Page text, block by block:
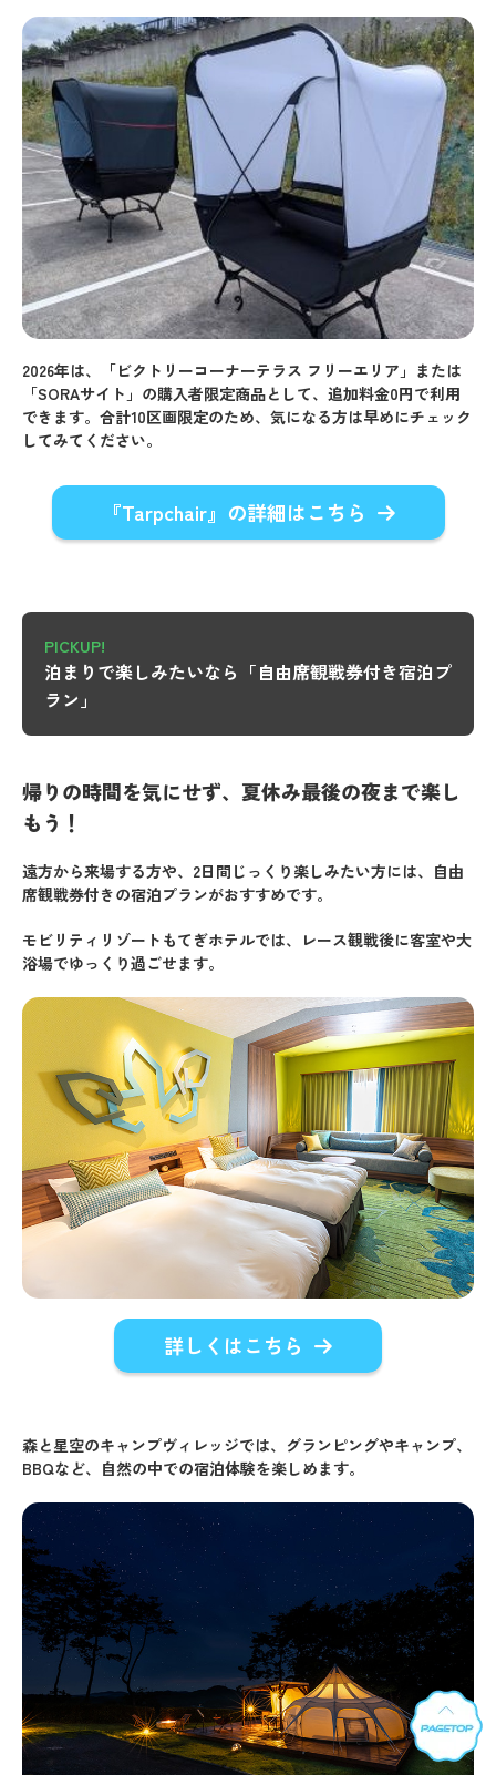
2026年は、「ビクトリーコーナーテラス フリーエリア」または
「SORAサイト」の購入者限定商品として、追加料金0円で利用
できます。合計10区画限定のため、気になる方は早めにチェック
してみてください。
『Tarpchair』の詳細はこちら
PICKUP!
泊まりで楽しみたいなら「自由席観戦券付き宿泊プ
ラン」
帰りの時間を気にせず、夏休み最後の夜まで楽し
もう！
遠方から来場する方や、2日間じっくり楽しみたい方には、自由
席観戦券付きの宿泊プランがおすすめです。
モビリティリゾートもてぎホテルでは、レース観戦後に客室や大
浴場でゆっくり過ごせます。
詳しくはこちら
森と星空のキャンプヴィレッジでは、グランピングやキャンプ、
BBQなど、自然の中での宿泊体験を楽しめます。